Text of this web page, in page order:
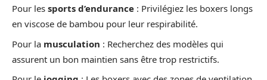
Pour les sports d’endurance : Privilégiez les boxers longs
en viscose de bambou pour leur respirabilité.
Pour la musculation : Recherchez des modèles qui
assurent un bon maintien sans être trop restrictifs.